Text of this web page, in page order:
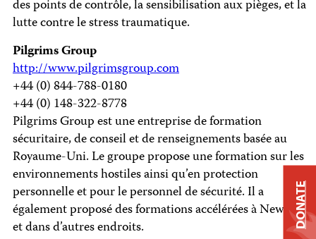
des points de contrôle, la sensibilisation aux pièges, et la
lutte contre le stress traumatique.
Pilgrims Group
http://www.pilgrimsgroup.com
+44 (0) 844-788-0180
+44 (0) 148-322-8778
Pilgrims Group est une entreprise de formation
sécuritaire, de conseil et de renseignements basée au
Royaume-Uni. Le groupe propose une formation sur les
environnements hostiles ainsi qu’en protection
personnelle et pour le personnel de sécurité. Il a
également proposé des formations accélérées à New York
et dans d’autres endroits.
DONATE